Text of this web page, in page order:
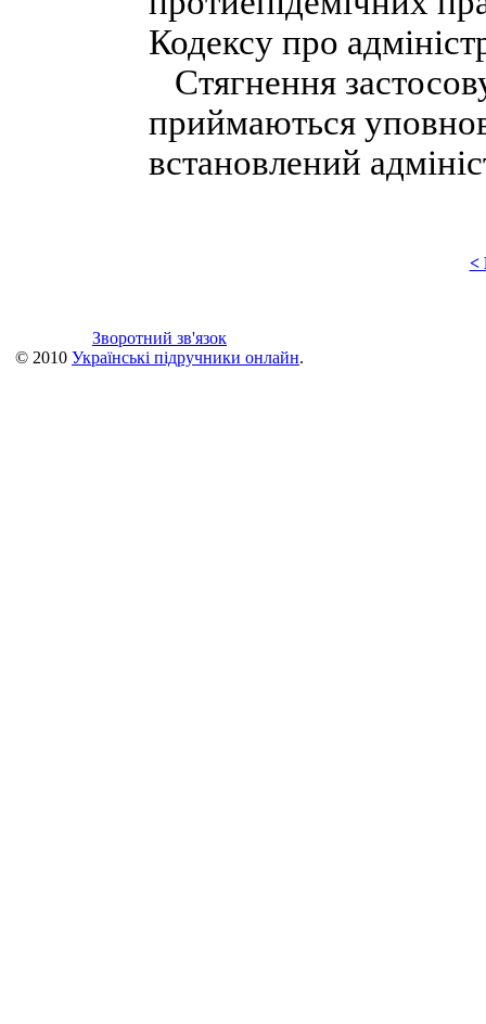
Кодексу про
Стягнення
приймаються
встановлений
<
Зворотний зв'язок
© 2010 Українські підручники онлайн.